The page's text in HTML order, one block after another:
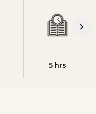
5 hrs